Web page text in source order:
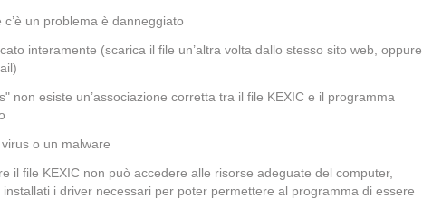
un problema è danneggiato
interamente (scarica il file un’altra volta dallo stesso sito web, oppure
non esiste un’associazione corretta tra il file KEXIC e il programma
o un malware
il file KEXIC non può accedere alle risorse adeguate del computer,
i driver necessari per poter permettere al programma di essere